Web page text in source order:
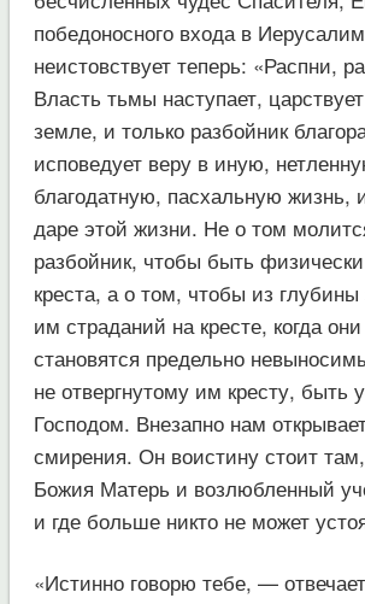
победоносного входа в
неистовствует теперь: «Распни,
Власть тьмы наступает,
земле, и только разбойник
исповедует веру в иную,
благодатную, пасхальную жизнь,
даре этой жизни. Не о том
разбойник, чтобы быть
креста, а о том, чтобы из
им страданий на кресте, когда
становятся предельно
не отвергнутому им кресту,
Господом. Внезапно нам
смирения. Он воистину стоит там,
Божия Матерь и возлюбленный
и где больше никто не может
«Истинно говорю тебе, —